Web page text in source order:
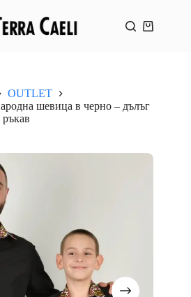
Shopping
OUTLET
шевица в черно – дълъг
ръкав